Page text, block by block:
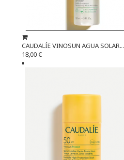
CAUDALÍE VINOSUN AGUA SOLAR...
18,00 €